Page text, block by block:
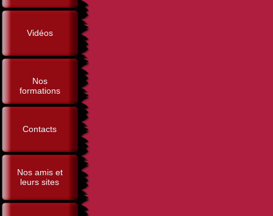
Vidéos
Nos
formations
Contacts
Nos amis et
leurs sites